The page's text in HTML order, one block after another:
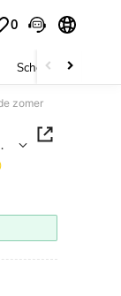
0
Schoonheid &
zomer